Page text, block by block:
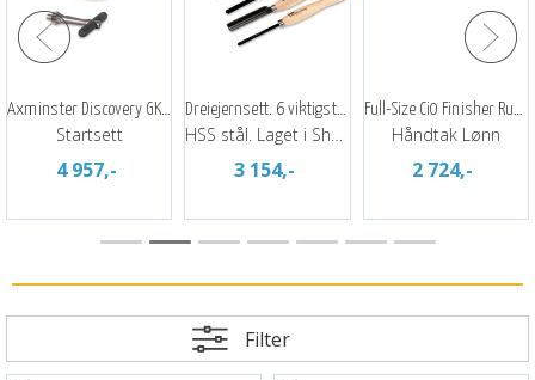
Full-Size Pakke 16" Håndtak Lønn
6 141,- 8 188,-
Evolution Sk114 Chuck
M33X3.5, U/ Bakker - Axminster
5 858,- 4 280,-
Filter